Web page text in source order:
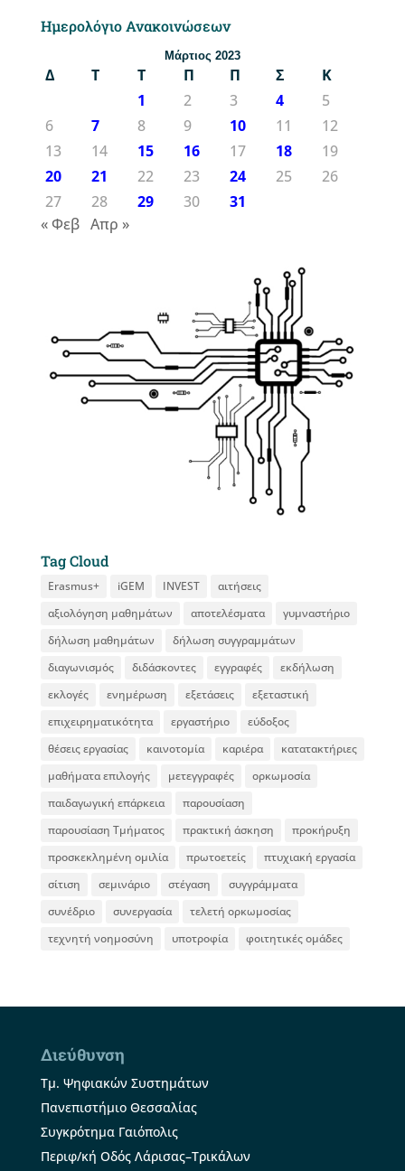
Ημερολόγιο Ανακοινώσεων
Μάρτιος 2023
Δ Τ Τ Π Π Σ
Κ
1
2 3 4
5
6
7 8 9 10 11
12
13
14 15 16 17 18
19
20
21 22 23 24 25
26
27
28 29 30
31
« Φεβ Απρ »
Tag Cloud
Erasmus+ iGEM INVEST
αιτήσεις
αξιολόγηση μαθημάτων
αποτελέσματα
γυμναστήριο
δήλωση μαθημάτων
δήλωση συγγραμμάτων
διαγωνισμός
διδάσκοντες εγγραφές
εκδήλωση
εκλογές
ενημέρωση εξετάσεις
εξεταστική
επιχειρηματικότητα
εργαστήριο
εύδοξος
θέσεις εργασίας
καινοτομία καριέρα
κατατακτήριες
μαθήματα επιλογής
μετεγγραφές
ορκωμοσία
παιδαγωγική επάρκεια
παρουσίαση
παρουσίαση Τμήματος
πρακτική άσκηση
προκήρυξη
προσκεκλημένη ομιλία
πρωτοετείς
πτυχιακή εργασία
σίτιση
σεμινάριο στέγαση
συγγράμματα
συνέδριο
συνεργασία
τελετή ορκωμοσίας
τεχνητή νοημοσύνη
υποτροφία φοιτητικές ομάδες
Διεύθυνση
Τμ. Ψηφιακών Συστημάτων
Πανεπιστήμιο Θεσσαλίας
Συγκρότημα Γαιόπολις
Περιφ/κή Οδός Λάρισας–Τρικάλων